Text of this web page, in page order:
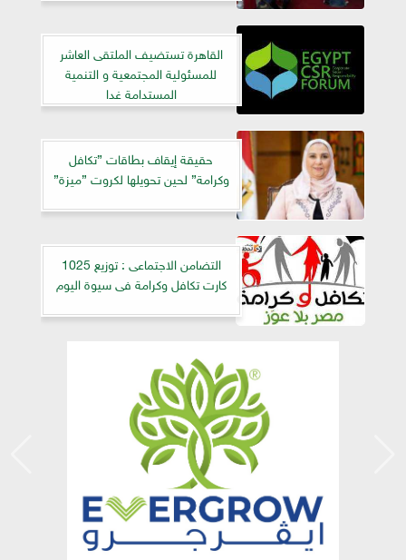
القاهرة تستضيف الملتقى العاشر
للمسئولية المجتمعية و التنمية
المستدامة غدا
حقيقة إيقاف بطاقات ”تكافل
وكرامة” لحين تحويلها لكروت ”ميزة”
التضامن الاجتماعى : توزيع 1025
كارت تكافل وكرامة فى سيوة اليوم